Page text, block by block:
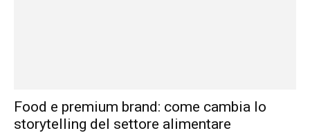
Food e premium brand: come cambia lo
storytelling del settore alimentare